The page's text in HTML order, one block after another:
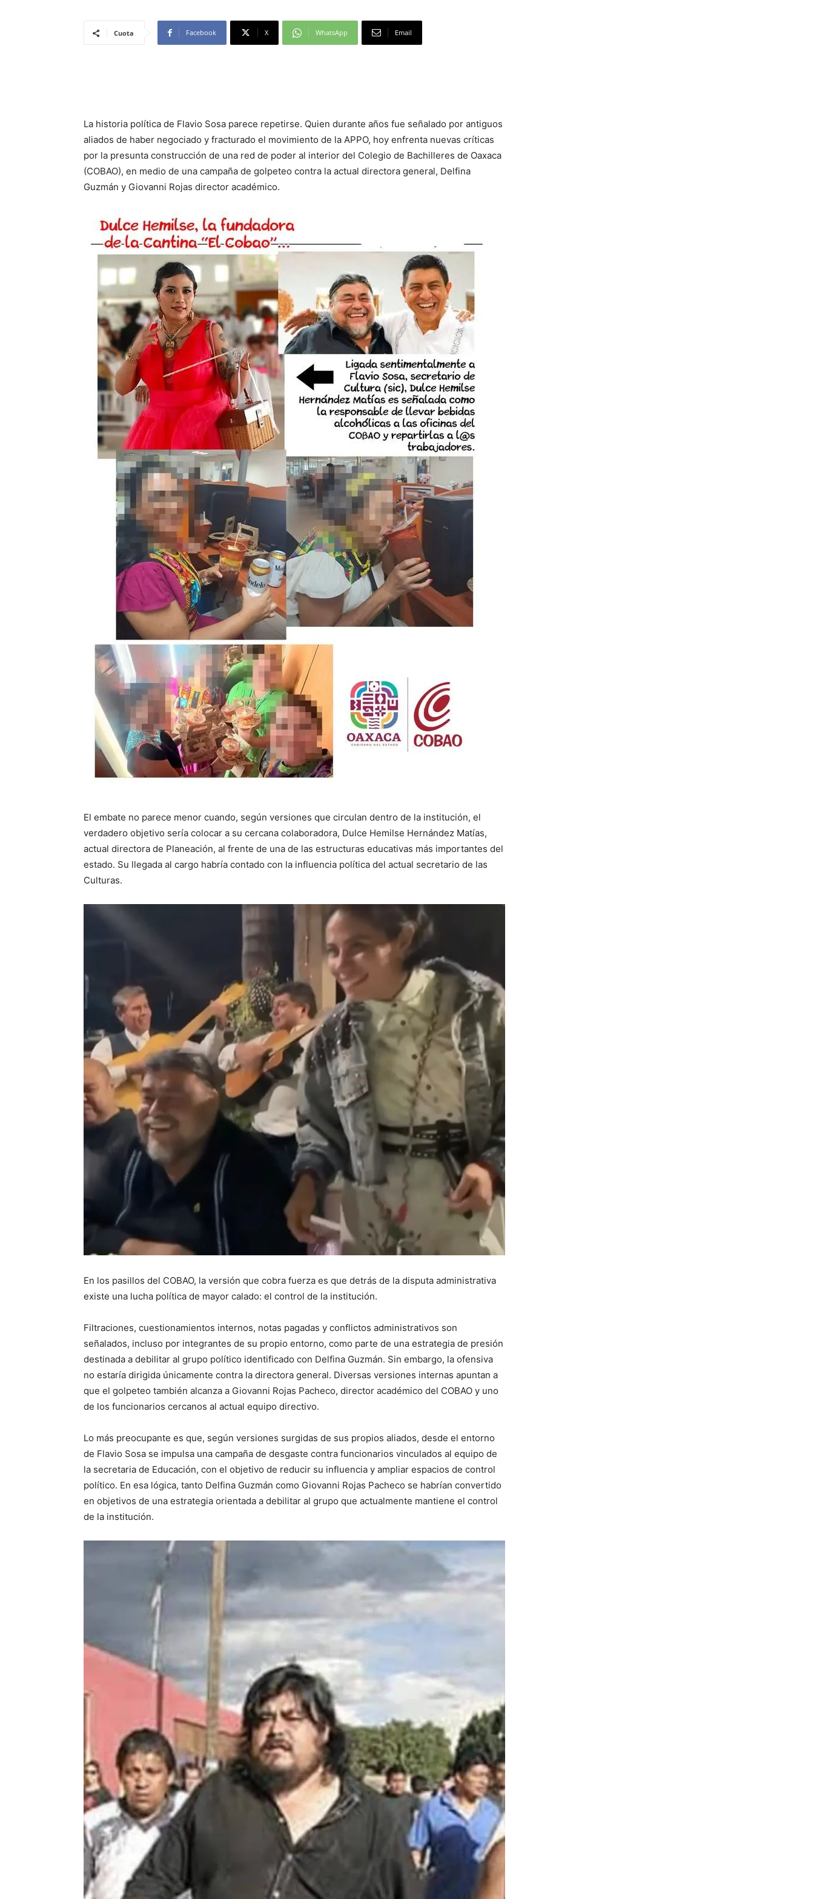
Cuota Facebook X WhatsApp Email
La historia política de Flavio Sosa parece repetirse. Quien durante años fue señalado por antiguos
aliados de haber negociado y fracturado el movimiento de la APPO, hoy enfrenta nuevas críticas
por la presunta construcción de una red de poder al interior del Colegio de Bachilleres de Oaxaca
(COBAO), en medio de una campaña de golpeteo contra la actual directora general, Delfina
Guzmán y Giovanni Rojas director académico.
El embate no parece menor cuando, según versiones que circulan dentro de la institución, el
verdadero objetivo sería colocar a su cercana colaboradora, Dulce Hemilse Hernández Matías,
actual directora de Planeación, al frente de una de las estructuras educativas más importantes del
estado. Su llegada al cargo habría contado con la influencia política del actual secretario de las
Culturas.
En los pasillos del COBAO, la versión que cobra fuerza es que detrás de la disputa administrativa
existe una lucha política de mayor calado: el control de la institución.
Filtraciones, cuestionamientos internos, notas pagadas y conflictos administrativos son
señalados, incluso por integrantes de su propio entorno, como parte de una estrategia de presión
destinada a debilitar al grupo político identificado con Delfina Guzmán. Sin embargo, la ofensiva
no estaría dirigida únicamente contra la directora general. Diversas versiones internas apuntan a
que el golpeteo también alcanza a Giovanni Rojas Pacheco, director académico del COBAO y uno
de los funcionarios cercanos al actual equipo directivo.
Lo más preocupante es que, según versiones surgidas de sus propios aliados, desde el entorno
de Flavio Sosa se impulsa una campaña de desgaste contra funcionarios vinculados al equipo de
la secretaria de Educación, con el objetivo de reducir su influencia y ampliar espacios de control
político. En esa lógica, tanto Delfina Guzmán como Giovanni Rojas Pacheco se habrían convertido
en objetivos de una estrategia orientada a debilitar al grupo que actualmente mantiene el control
de la institución.